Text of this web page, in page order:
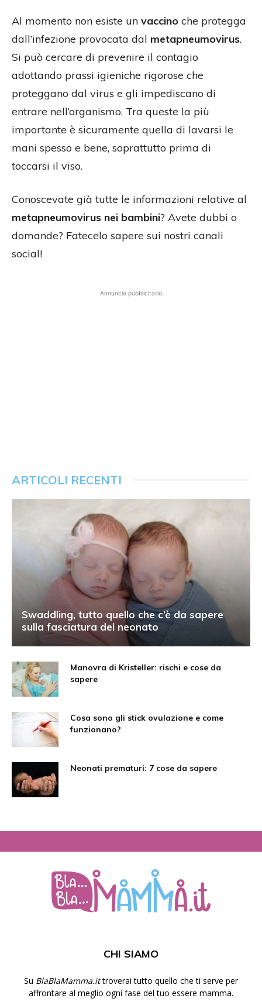
Al momento non esiste un vaccino che protegga
dall’infezione provocata dal metapneumovirus.
Si può cercare di prevenire il contagio
adottando prassi igieniche rigorose che
proteggano dal virus e gli impediscano di
entrare nell’organismo. Tra queste la più
importante è sicuramente quella di lavarsi le
mani spesso e bene, soprattutto prima di
toccarsi il viso.
Conoscevate già tutte le informazioni relative al
metapneumovirus nei bambini? Avete dubbi o
domande? Fatecelo sapere sui nostri canali
social!
Annuncio pubblicitario
ARTICOLI RECENTI
Swaddling, tutto quello che c’è da sapere
sulla fasciatura del neonato
Manovra di Kristeller: rischi e cose da
sapere
Cosa sono gli stick ovulazione e come
funzionano?
Neonati prematuri: 7 cose da sapere
CHI SIAMO
Su BlaBlaMamma.ittroverai tutto quello che ti serve per
affrontare al meglio ogni fase del tuo essere mamma.